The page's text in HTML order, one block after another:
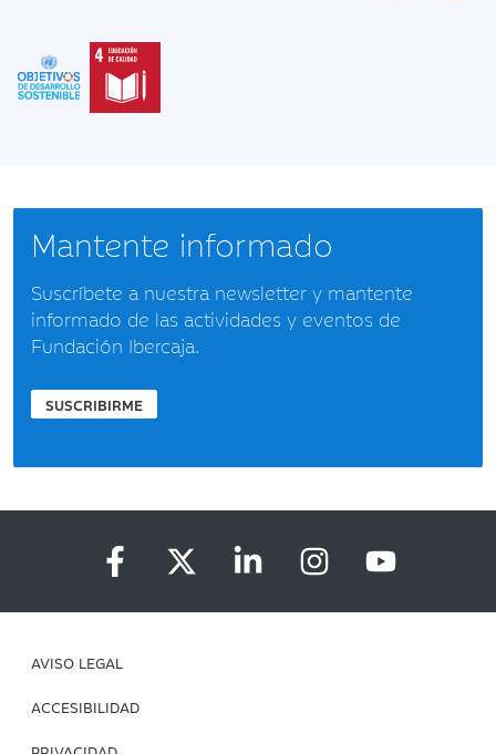
Mantente informado
Suscríbete a nuestra newsletter y mantente
informado de las actividades y eventos de
Fundación Ibercaja.
SUSCRIBIRME
AVISO LEGAL
ACCESIBILIDAD